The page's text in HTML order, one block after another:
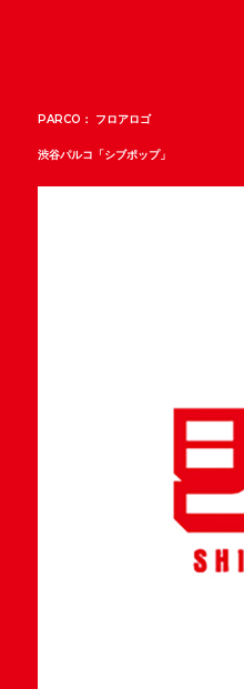
PARCO： フロアロゴ
渋谷パルコ「シブポップ」